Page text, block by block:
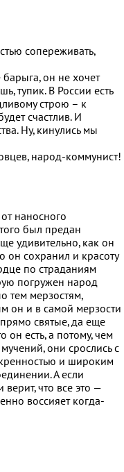
сопереживать,
он не хочет
тупик. В России есть
строю – к
счастлив. И
Ну, кинулись мы
народ-коммунист!
наносного
был предан
удивительно, как он
он сохранил и красоту
по страданиям
погружен народ
тем мерзостям,
он и в самой мерзости
святые, да еще
он есть, а потому, чем
они срослись с
и широким
А если
верит, что все это —
воссияет когда-